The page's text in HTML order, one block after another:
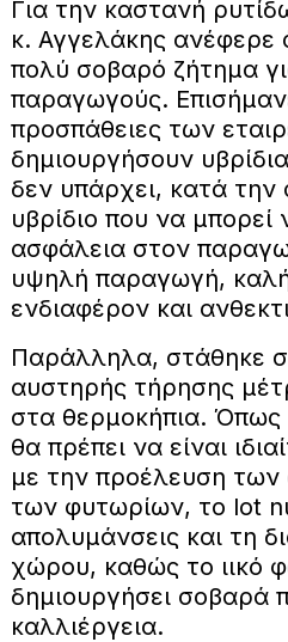
Για την καστανή
κ. Αγγελάκης ανέφερε
πολύ σοβαρό ζήτημα
παραγωγούς.
προσπάθειες των
δημιουργήσουν
δεν υπάρχει, κατά
υβρίδιο που να
ασφάλεια στον
υψηλή παραγωγή,
ενδιαφέρον και
Παράλληλα, στάθηκε
αυστηρής τήρησης
στα θερμοκήπια. Όπως
θα πρέπει να είναι
με την προέλευση των
των φυτωρίων, το lot
απολυμάνσεις και τη
χώρου, καθώς το ιικό
δημιουργήσει σοβαρά
καλλιέργεια.